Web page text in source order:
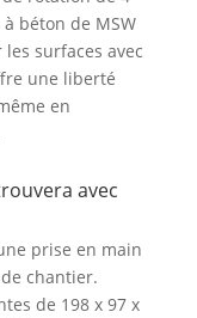
pour
crochet
le
–
les
le
toute
béton de MSW
surfaces avec
une liberté
en
avec
prise en main
chantier.
de 198 x 97 x